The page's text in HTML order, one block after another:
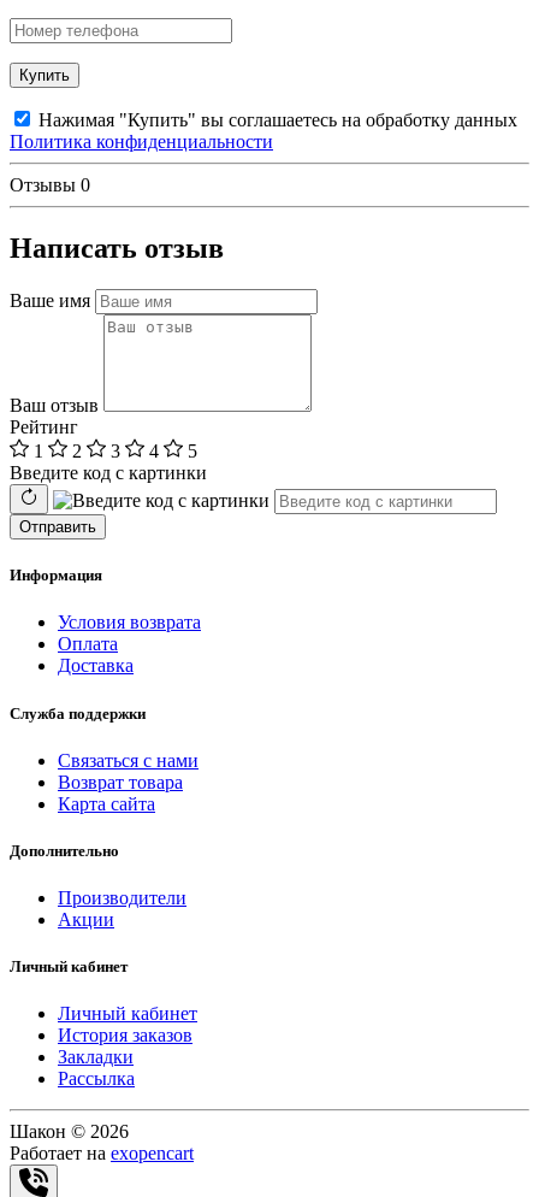
Купить
Нажимая "Купить" вы соглашаетесь на обработку данных
Политика конфиденциальности
Отзывы 0
Написать отзыв
Ваше имя
Ваш отзыв
Рейтинг
1
2 3 4
5
Введите код с картинки
Отправить
Информация
Условия возврата
Оплата
Доставка
Служба поддержки
Связаться с нами
Возврат товара
Карта сайта
Дополнительно
Производители
Акции
Личный кабинет
Личный кабинет
История заказов
Закладки
Рассылка
Шакон © 2026
Работает на exopencart